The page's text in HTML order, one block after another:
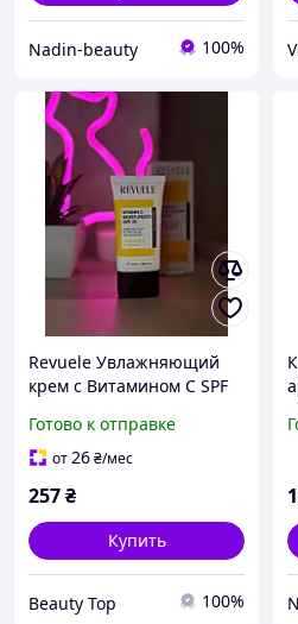
Nadin-beauty 100%
Revuele Увлажняющий
крем с Витамином С SPF
Готово к отправке
от26₴/мес
257₴
Купить
Beauty Top 100%